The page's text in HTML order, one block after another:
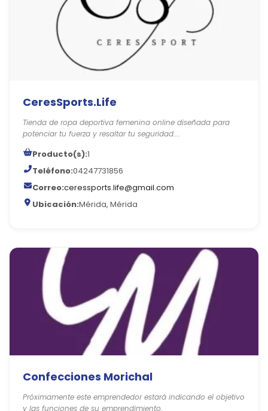
CeresSports.Life
Tienda de ropa deportiva femenina online diseñada para
potenciar tu fuerza y resaltar tu seguridad....
Producto(s):1
Teléfono:04247731856
Correo:ceressports.life@gmail.com
Ubicación:Mérida, Mérida
Confecciones Morichal
Próximamente este emprendedor estará indicando el objetivo
y las funciones de su emprendimiento.